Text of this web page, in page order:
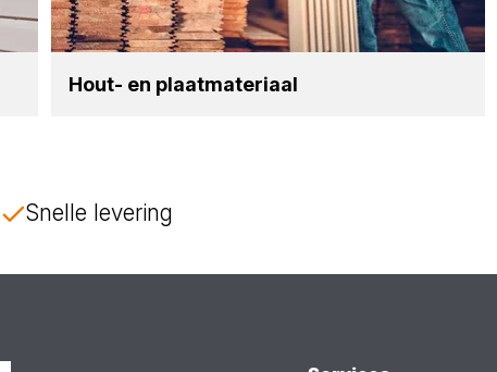
Hout- en plaat­ma­te­ri­aal
Snelle levering